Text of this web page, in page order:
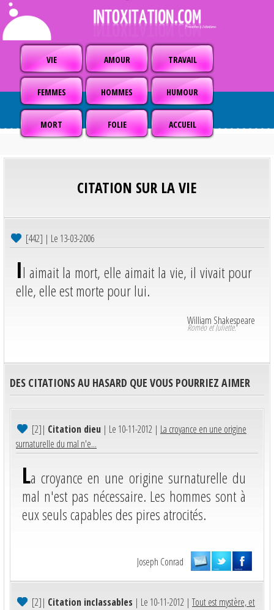
VIE AMOUR TRAVAIL
FEMMES HOMMES HUMOUR
MORT FOLIE ACCUEIL
CITATION SUR LA VIE
[442] | Le 13-03-2006
Il aimait la mort, elle aimait la vie, il vivait pour
elle, elle est morte pour lui.
William Shakespeare
Roméo et Juliette.
DES CITATIONS AU HASARD QUE VOUS POURRIEZ AIMER
[2]| Citation dieu | Le 10-11-2012 | La croyance en une origine
surnaturelle du mal n'e...
La croyance en une origine surnaturelle du
mal n'est pas nécessaire. Les hommes sont à
eux seuls capables des pires atrocités.
Joseph Conrad
[2]| Citation inclassables | Le 10-11-2012 |Tout est mystère, et